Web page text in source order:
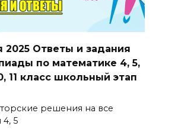
2025 Ответы и задания
по математике 4, 5,
11 класс школьный этап
решения на все
4, 5